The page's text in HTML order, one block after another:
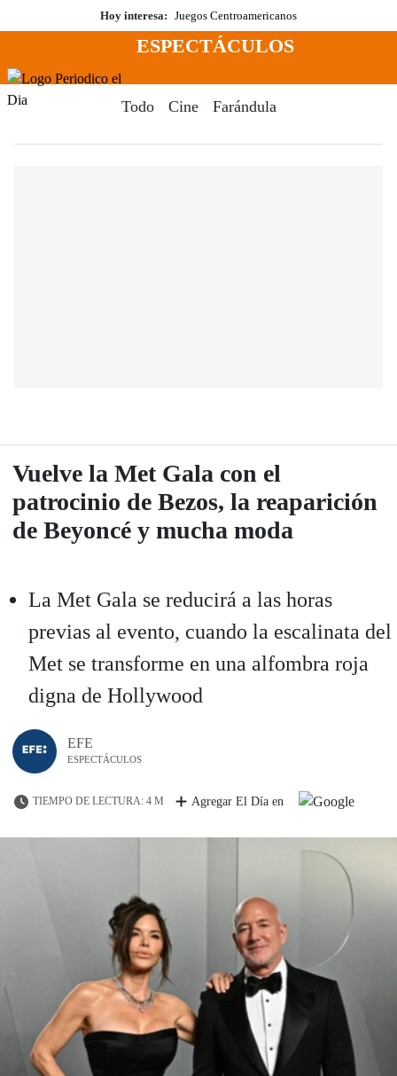
al
Hoy interesa: Juegos Centroamericanos
Menú
ESPECTÁCULOS
Todo Cine Farándula
Vuelve la Met Gala con el
patrocinio de Bezos, la reaparición
de Beyoncé y mucha moda
La Met Gala se reducirá a las horas
previas al evento, cuando la escalinata del
Met se transforme en una alfombra roja
digna de Hollywood
EFE
ESPECTÁCULOS
TIEMPO DE LECTURA: 4 M Agregar El Día en